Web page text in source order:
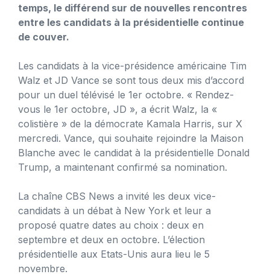
temps, le différend sur de nouvelles rencontres
entre les candidats à la présidentielle continue
de couver.
Les candidats à la vice-présidence américaine Tim
Walz et JD Vance se sont tous deux mis d’accord
pour un duel télévisé le 1er octobre. « Rendez-
vous le 1er octobre, JD », a écrit Walz, la «
colistière » de la démocrate Kamala Harris, sur X
mercredi. Vance, qui souhaite rejoindre la Maison
Blanche avec le candidat à la présidentielle Donald
Trump, a maintenant confirmé sa nomination.
La chaîne CBS News a invité les deux vice-
candidats à un débat à New York et leur a
proposé quatre dates au choix : deux en
septembre et deux en octobre. L’élection
présidentielle aux Etats-Unis aura lieu le 5
novembre.